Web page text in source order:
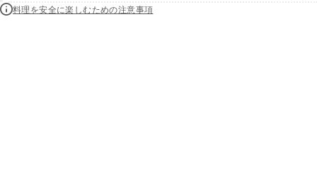
料理を安全に楽しむための注意事項